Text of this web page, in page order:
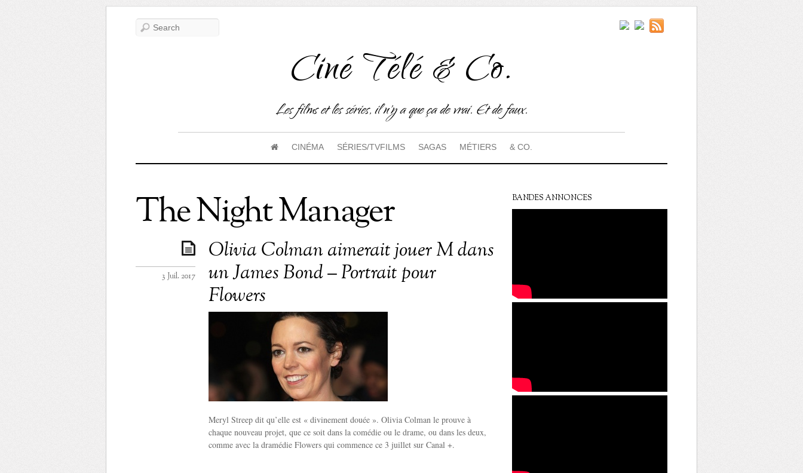
Ciné Télé & Co.
Les films et les séries, il n'y a que ça de vrai. Et de faux.
CINÉMA SÉRIES/TVFILMS SAGAS MÉTIERS & CO.
The Night Manager
Olivia Colman aimerait jouer M dans
un James Bond – Portrait pour
Flowers
3 Juil. 2017
Meryl Streep dit qu’elle est « divinement douée ». Olivia Colman le prouve à
chaque nouveau projet, que ce soit dans la comédie ou le drame, ou dans les deux,
comme avec la dramédie Flowers qui commence ce 3 juillet sur Canal +.
BANDES ANNONCES